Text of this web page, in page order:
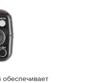
обеспечивает